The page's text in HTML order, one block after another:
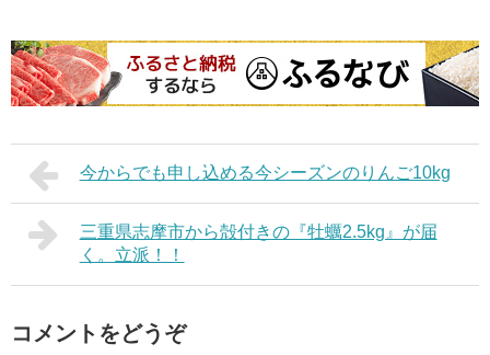
今からでも申し込める今シーズンのりんご10kg
三重県志摩市から殻付きの『牡蠣2.5kg』が届
く。立派！！
コメントをどうぞ